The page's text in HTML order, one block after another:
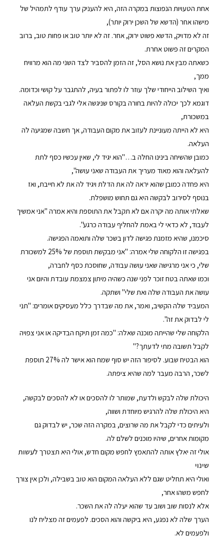
אחת הטעויות הנפוצות במקרה הזה, היא להעניק ערך עודף לתמהיל של
מישהו אחר (הדשא של השכן ירוק יותר),
זה לא מדויק, הדשא פשוט ירוק, אחר. זה לא יותר טוב או פחות טוב, ברוב
המקרים זה פשוט אחרת.
כשאתה מבין את נושא הסל, זה הזמן להסביר לצד השני מה הוא מרוויח
ממך,
ואיך השילוב הייחודי שלך עוזר לו לפתור בעיה, להתגבר על קושי וכדומה.
דוגמא לכך יכולה להיות בחורה בקורס שניגשה אלי לגבי בקשת העלאה
במשכורת,
היא לא הייתה מעוניינת לעזוב את מקום העבודה, אך חשבה שמגיעה לה
העלאה.
כמובן שהשיחה בינינו החלה ב…"הוא יגיד לי, שאין עכשיו כסף לתת
להעלאה והוא מאוד מעריך את העבודה שאני עושה",
היא פחדה כמובן שהוא יראה לה את הדלת ויגיד לה את לא חייבת, ואז
בנוסף לסירוב לבקשה היא גם תחוש מושפלת.
שאלתי אותה מה יקרה אם לא תקבל את התוספת והיא אמרה "אני אמשיך
לעבוד, לא כדאי לי באמת להחליף עבודה כרגע".
סיכמנו, שהיא מזמנת פגישה לדון בשכר שלה ותואמה הפגישה.
בפגישה זו הלקוחה שלי אמרה: "אני מבקשת תוספת של 25% למשכורת
שלי, כי אני מרגישה שאני עושה עבודה, שחוסכת כסף לחברה,
וכמו שאתה בטח זוכר לפני שנה כשהיה מיתון צמצמת עובדת והיום אני
עושה את העבודה שלה ואת שלי" ושתקה.
המעביד שלה הקשיב, ואמר, את מה שבדרך כלל מעסיקים אומרים: "תני
לי לבדוק את זה".
הלקוחה שלי שהייתה מוכנה שאלה: "כמה זמן תיקח הבדיקה או אני צפויה
לקבל תשובה מתי לדעתך?"
הוא הבטיח שבוע. לסיפור הזה יש סוף שמח הוא אישר לה 27% תוספת
לשכר, הרבה מעבר למה שהיא ציפתה.
היכולת שלה לבקש ולדעת, שמותר לו להסכים או לא להסכים לבקשה,
היא היכולת שלה להרגיש מיוחדת ושווה,
ולעיתים כדי לקבל את מה שרוצים, במקרה הזה שכר, יש לבדוק גם
מקומות אחרים, שיהיו מוכנים לשלם לה.
אולי זה יאלץ אותה להתאמץ לחפש מקום חדש, אולי היא תצטרך לעשות
שינוי
ואולי היא תחליט שגם ללא העלאה המקום הוא טוב בשבילה, ולכן אין צורך
לחפש משהו אחר,
אלא לנסות שוב ושוב עד שהוא יעלה לה את השכר.
הערך שלה לא נפגע, היא ביקשה והוא הסכים. לפעמים זה מצליח לנו
ולפעמים לא.